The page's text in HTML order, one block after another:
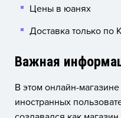
Цены в юанях
Доставка только по
Важная
В этом онлайн-
иностранных